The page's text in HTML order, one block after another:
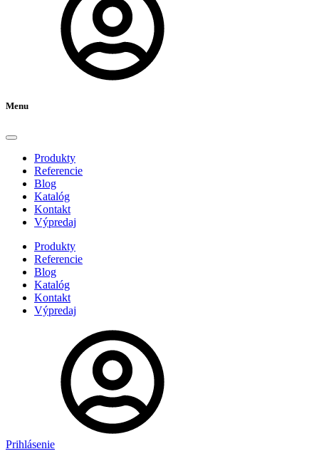
Menu
Produkty
Referencie
Blog
Katalóg
Kontakt
Výpredaj
Produkty
Referencie
Blog
Katalóg
Kontakt
Výpredaj
Prihlásenie